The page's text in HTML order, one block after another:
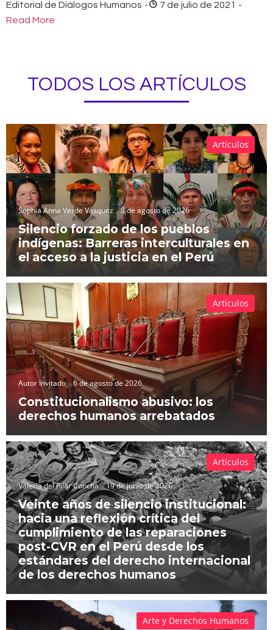
Editorial de Diálogos Humanos - 7 de julio de 2021 -
Read More
TODOS LOS ARTÍCULOS
Sophia Anna Verde Vásquez 8 de agosto de 2026
Silencio forzado de los pueblos
indígenas: Barreras interculturales en
el acceso a la justicia en el Perú
Artículos
Autor Invitado 6 de agosto de 2026
Constitucionalismo abusivo: los
derechos humanos arrebatados
Artículos
Valeria del Pilar Concha 19 de junio de 2026
Veinte años de silencio institucional:
hacia una reflexión crítica del
cumplimiento de las reparaciones
post-CVR en el Perú desde los
estándares del derecho internacional
de los derechos humanos
Artículos
Arte y Derechos Humanos